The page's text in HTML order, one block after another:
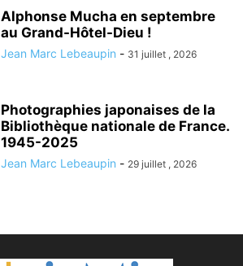
Alphonse Mucha en septembre
au Grand-Hôtel-Dieu !
Jean Marc Lebeaupin - 31 juillet , 2026
Photographies japonaises de la
Bibliothèque nationale de France.
1945-2025
Jean Marc Lebeaupin - 29 juillet , 2026